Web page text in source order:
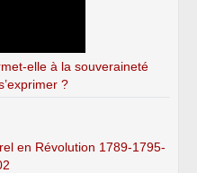
elle à la souveraineté
?
en Révolution 1789-1795-